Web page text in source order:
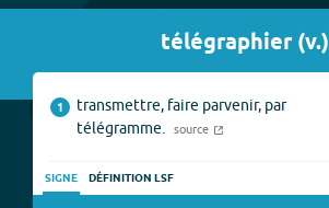
télégraphier(v.)
1
transmettre, faire parvenir, par
télégramme.
source
SIGNE DÉFINITION LSF